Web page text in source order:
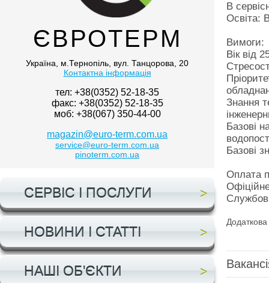
ЄВРОТЕРМ
Україна, м.Тернопіль, вул. Танцорова, 20
Контактна інформація
тел: +38(0352) 52-18-35
факс: +38(0352) 52-18-35
моб: +38(067) 350-44-00
magazin@euro-term.com.ua
service@euro-term.com.ua
pinoterm.com.ua
СЕРВІС І ПОСЛУГИ
НОВИНИ І СТАТТІ
НАШІ ОБ'ЄКТИ
В
Освіта:
Вимоги:
Вік від
Знання
Базові
Базові
Оплата